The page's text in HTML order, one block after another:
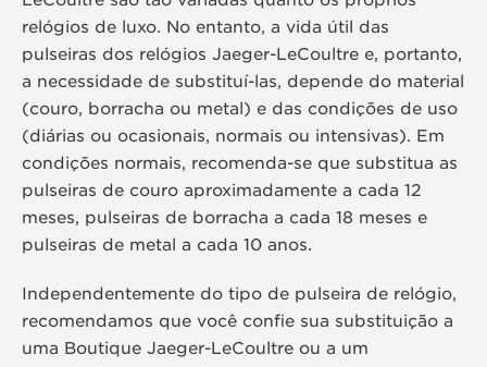
relógios de luxo. No entanto, a vida útil das
pulseiras dos relógios Jaeger-LeCoultre e, portanto,
a necessidade de substituí-las, depende do material
(couro, borracha ou metal) e das condições de uso
(diárias ou ocasionais, normais ou intensivas). Em
condições normais, recomenda-se que substitua as
pulseiras de couro aproximadamente a cada 12
meses, pulseiras de borracha a cada 18 meses e
pulseiras de metal a cada 10 anos.
Independentemente do tipo de pulseira de relógio,
recomendamos que você confie sua substituição a
uma Boutique Jaeger-LeCoultre ou a um